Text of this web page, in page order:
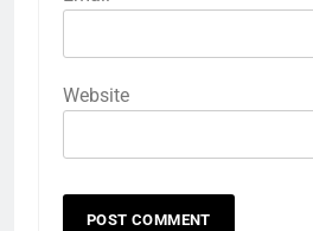
Website